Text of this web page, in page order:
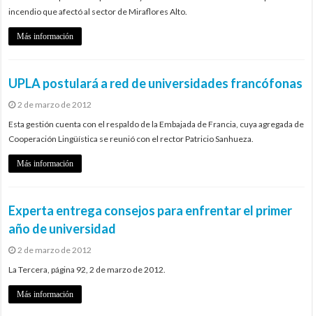
incendio que afectó al sector de Miraflores Alto.
Más información
UPLA postulará a red de universidades francófonas
2 de marzo de 2012
Esta gestión cuenta con el respaldo de la Embajada de Francia, cuya agregada de
Cooperación Lingüística se reunió con el rector Patricio Sanhueza.
Más información
Experta entrega consejos para enfrentar el primer
año de universidad
2 de marzo de 2012
La Tercera, página 92, 2 de marzo de 2012.
Más información